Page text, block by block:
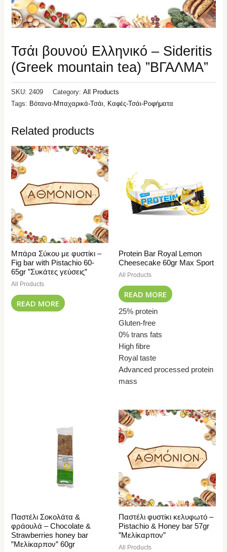
Τσάι βουνού Ελληνικό – Sideritis
(Greek mountain tea) ”ΒΓΑΛΜΑ”
SKU: 2409 Category:All Products
Tags: Βότανα-Μπαχαρικά-Τσάι Καφές-Τσάι-Ροφήματα
Related products
Μπάρα Σύκου με φυστίκι –
Fig bar with Pistachio 60-
65gr ”Συκάτες γεύσεις”
All Products
READ MORE
Protein Bar Royal Lemon
Cheesecake 60gr Max Sport
All Products
READ MORE
25% protein
Gluten-free
0% trans fats
High fibre
Royal taste
Advanced processed protein
mass
Παστέλι Σοκολάτα &
φράουλά – Chocolate &
Strawberries honey bar
”Μελίκαρπον” 60gr
Παστέλι φυστίκι κελυφωτό –
Pistachio & Honey bar 57gr
”Μελίκαρπον”
All Products